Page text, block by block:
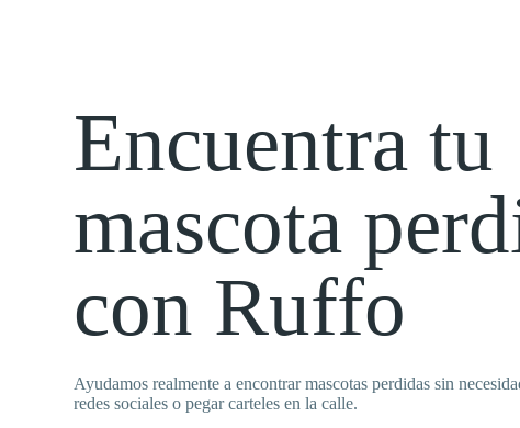
Encuentra tu
mascota
con Ruffo
Ayudamos realmente a encontrar mascotas perdidas sin
redes sociales o pegar carteles en la calle.